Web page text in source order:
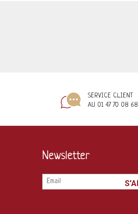
SERVICE CLIENT
AU 01 47 70 08 68
Newsletter